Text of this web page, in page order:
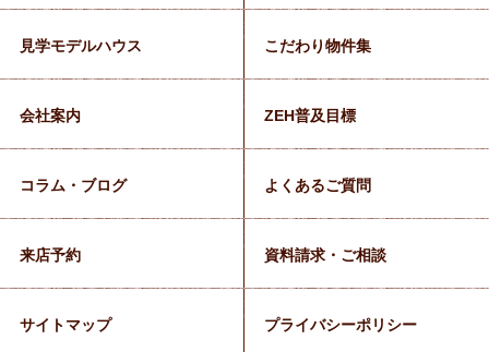
見学モデルハウス こだわり物件集
会社案内 ZEH普及目標
コラム・ブログ よくあるご質問
来店予約 資料請求・ご相談
サイトマップ プライバシーポリシー